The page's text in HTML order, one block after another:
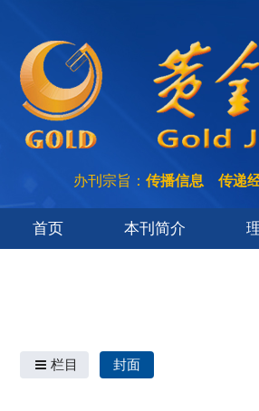
办刊宗旨： 传播信息 传递
首页 本刊简介
栏目 封面